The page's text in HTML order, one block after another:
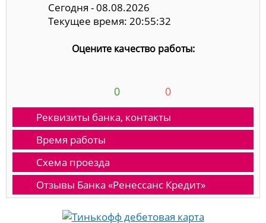
Сегодня - 08.08.2026
Текущее время: 20:55:32
Оцените качество работы:
0 0
Реквизиты банка, контакты
Время работы
Схема проезда
Отзывы Банка «Ренессанс Кредит»